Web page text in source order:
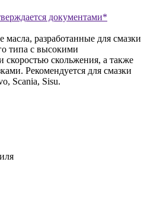
документами*
разработанные для смазки
типа с высокими
скольжения, а также
Рекомендуется для смазки
Scania, Sisu.